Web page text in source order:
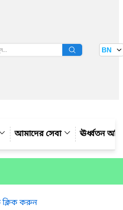
বাতায়ন BN
আমাদের সেবা ঊর্ধ্বতন
ক্লিক করুন